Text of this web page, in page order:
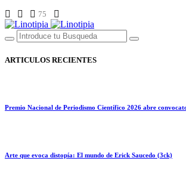
75
ARTICULOS RECIENTES
Premio Nacional de Periodismo Científico 2026 abre
Arte que evoca distopía: El mundo de Erick Saucedo (3ck)